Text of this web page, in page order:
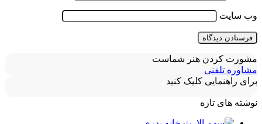
وب‌ سایت
مشورت کردن هنر شماست
مشاوره تلفنی
برای راهنمایی کلیک کنید
نوشته های تازه